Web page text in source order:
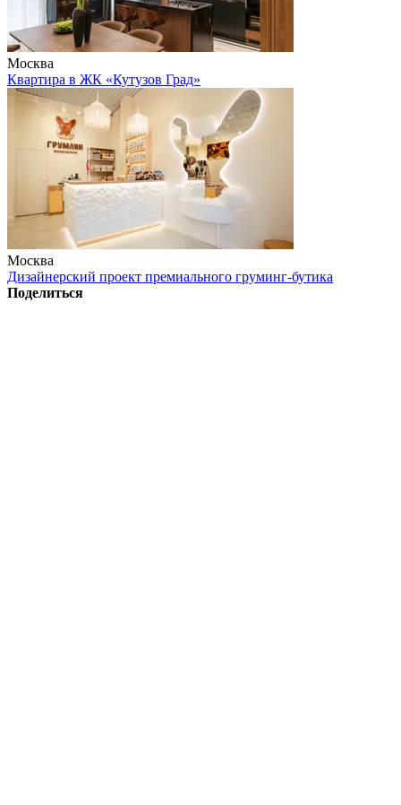
Москва
Квартира в ЖК «Кутузов Град»
Москва
Дизайнерский проект премиального груминг-бутика
Поделиться